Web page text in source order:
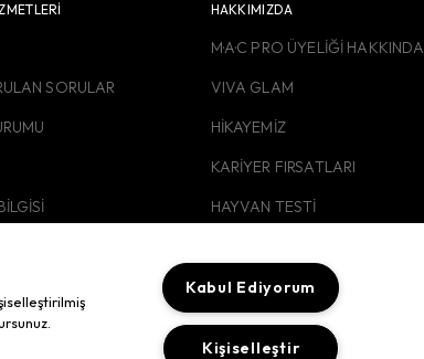
SORULAR
HAKKIMIZDA
M·A·C PRO ÜYELİĞİ HAKKINDA
VIVA GLAM
HİKAYEMİZ
KARİYER FIRSATLARI
HAYVAN TESTİ
KURUMSAL SATIŞ
KVKK AYDINLATMA METNİ
Kabul Ediyorum
Kişiselleştir